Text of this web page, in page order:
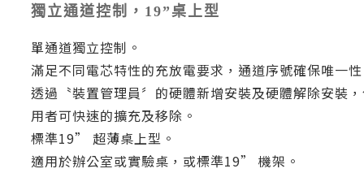
獨立通道控制，19”桌上型
單通道獨立控制。
滿足不同電芯特性的充放電要求，通道序號確保唯一
透過〝裝置管理員〞的硬體新增安裝及硬體解除安裝
用者可快速的擴充及移除。
標準19” 超薄桌上型。
適用於辦公室或實驗桌，或標準19” 機架。